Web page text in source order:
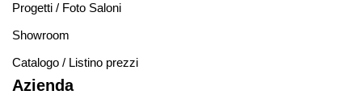
Progetti / Foto Saloni
Showroom
Catalogo / Listino prezzi
Azienda